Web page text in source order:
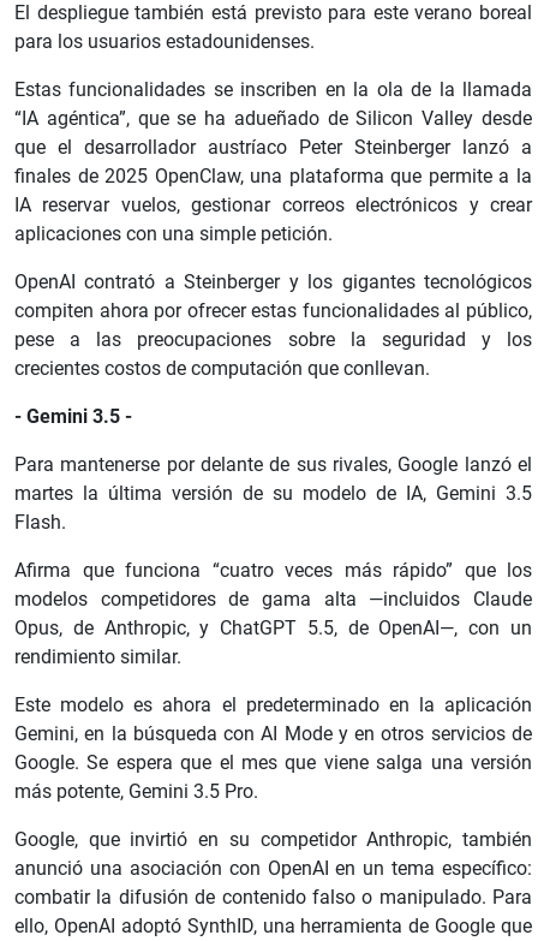
El despliegue también está previsto para este verano boreal
para los usuarios estadounidenses.
Estas funcionalidades se inscriben en la ola de la llamada
“IA agéntica”, que se ha adueñado de Silicon Valley desde
que el desarrollador austríaco Peter Steinberger lanzó a
finales de 2025 OpenClaw, una plataforma que permite a la
IA reservar vuelos, gestionar correos electrónicos y crear
aplicaciones con una simple petición.
OpenAI contrató a Steinberger y los gigantes tecnológicos
compiten ahora por ofrecer estas funcionalidades al público,
pese a las preocupaciones sobre la seguridad y los
crecientes costos de computación que conllevan.
- Gemini 3.5 -
Para mantenerse por delante de sus rivales, Google lanzó el
martes la última versión de su modelo de IA, Gemini 3.5
Flash.
Afirma que funciona “cuatro veces más rápido” que los
modelos competidores de gama alta —incluidos Claude
Opus, de Anthropic, y ChatGPT 5.5, de OpenAI—, con un
rendimiento similar.
Este modelo es ahora el predeterminado en la aplicación
Gemini, en la búsqueda con AI Mode y en otros servicios de
Google. Se espera que el mes que viene salga una versión
más potente, Gemini 3.5 Pro.
Google, que invirtió en su competidor Anthropic, también
anunció una asociación con OpenAI en un tema específico:
combatir la difusión de contenido falso o manipulado. Para
ello, OpenAI adoptó SynthID, una herramienta de Google que